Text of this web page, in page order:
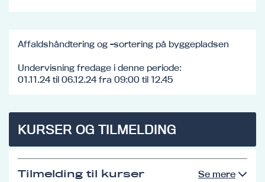
Affaldshåndtering og -sortering på byggepladsen
Undervisning fredage i denne periode:
01.11.24 til 06.12.24 fra 09:00 til 12.45
KURSER OG TILMELDING
Tilmelding til kurser Se mere